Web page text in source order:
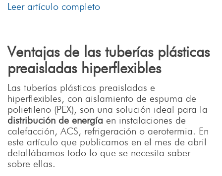
Leer artículo completo
Ventajas de las tuberías plásticas
preaisladas hiperflexibles
Las tuberías plásticas preaisladas e
hiperflexibles, con aislamiento de espuma de
polietileno (PEX), son una solución ideal para la
distribución de energía en instalaciones de
calefacción, ACS, refrigeración o aerotermia. En
este artículo que publicamos en el mes de abril
detallábamos todo lo que se necesita saber
sobre ellas.